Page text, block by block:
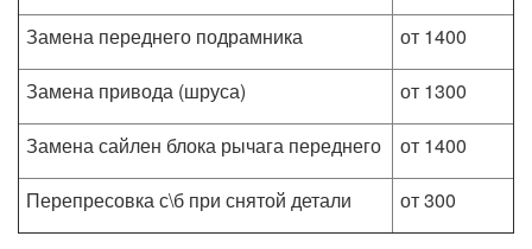
Замена переднего подрамника
от 1400
Замена привода (шруса)
от 1300
Замена сайлен блока рычага переднего
от 1400
Перепресовка с\б при снятой детали
от 300